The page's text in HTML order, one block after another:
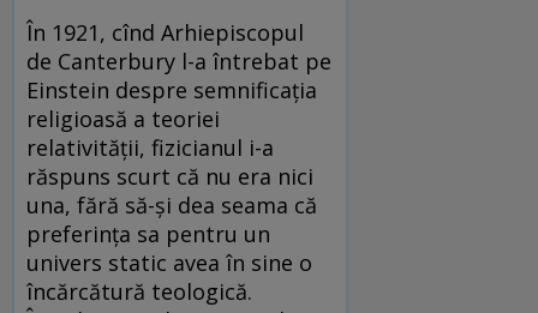
În 1921, cînd Arhiepiscopul
de Canterbury l-a întrebat pe
Einstein despre semnificația
religioasă a teoriei
relativității, fizicianul i-a
răspuns scurt că nu era nici
una, fără să-și dea seama că
preferința sa pentru un
univers static avea în sine o
încărcătură teologică.